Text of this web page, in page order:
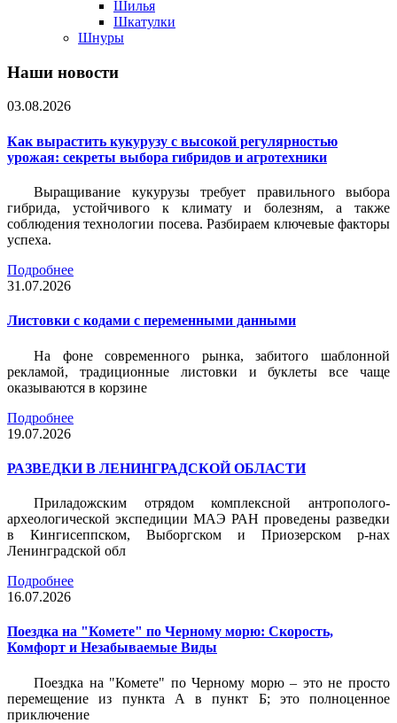
Шилья
Шкатулки
Шнуры
Наши новости
03.08.2026
Как вырастить кукурузу с высокой регулярностью
урожая: секреты выбора гибридов и агротехники
Выращивание кукурузы требует правильного выбора
гибрида, устойчивого к климату и болезням, а также
соблюдения технологии посева. Разбираем ключевые факторы
успеха.
Подробнее
31.07.2026
Листовки c кодами с переменными данными
На фоне современного рынка, забитого шаблонной
рекламой, традиционные листовки и буклеты все чаще
оказываются в корзине
Подробнее
19.07.2026
РАЗВЕДКИ В ЛЕНИНГРАДСКОЙ ОБЛАСТИ
Приладожским отрядом комплексной антрополого-
археологической экспедиции МАЭ РАН проведены разведки
в Кингисеппском, Выборгском и Приозерском р-нах
Ленинградской обл
Подробнее
16.07.2026
Поездка на "Комете" по Черному морю: Скорость,
Комфорт и Незабываемые Виды
Поездка на "Комете" по Черному морю – это не просто
перемещение из пункта А в пункт Б; это полноценное
приключение